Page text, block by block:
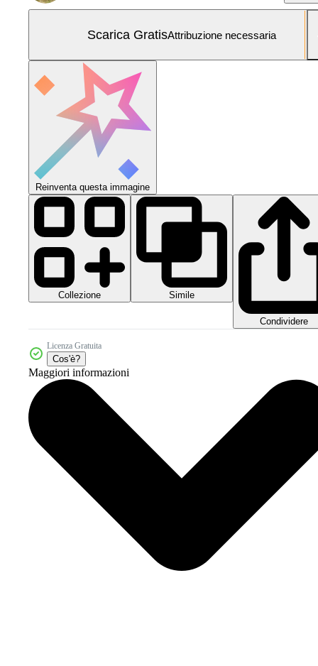
Scarica GratisAttribuzione necessaria
Reinventa questa immagine
Collezione Simile
Condividere
Licenza Gratuita
Cos'è?
Maggiori informazioni